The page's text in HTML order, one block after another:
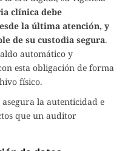
clínica debe
la última atención, y
de su custodia segura.
automático y
esta obligación de forma
físico.
la autenticidad e
que un auditor